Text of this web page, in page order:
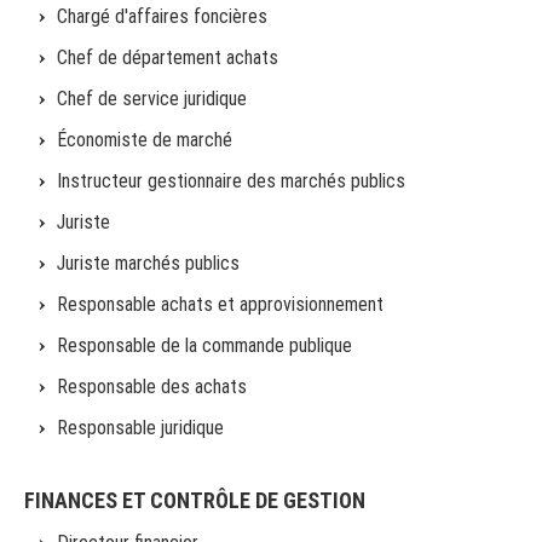
Chargé d'affaires foncières
Chef de département achats
Chef de service juridique
Économiste de marché
Instructeur gestionnaire des marchés publics
Juriste
Juriste marchés publics
Responsable achats et approvisionnement
Responsable de la commande publique
Responsable des achats
Responsable juridique
FINANCES ET CONTRÔLE DE GESTION